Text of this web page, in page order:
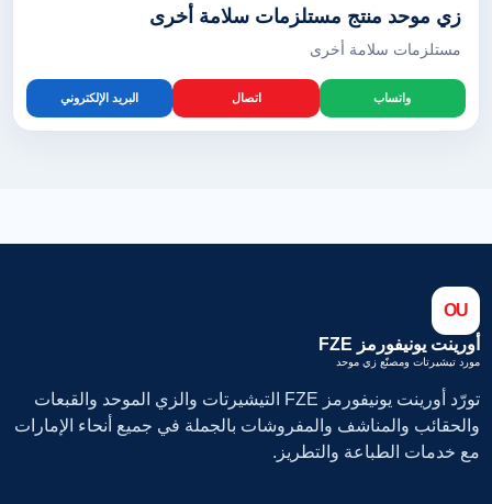
زي موحد منتج مستلزمات سلامة أخرى
مستلزمات سلامة أخرى
واتساب اتصال البريد الإلكتروني
OU
أورينت يونيفورمز FZE
مورد تيشيرتات ومصنّع زي موحد
تورّد أورينت يونيفورمز FZE التيشيرتات والزي الموحد والقبعات
والحقائب والمناشف والمفروشات بالجملة في جميع أنحاء الإمارات
مع خدمات الطباعة والتطريز.